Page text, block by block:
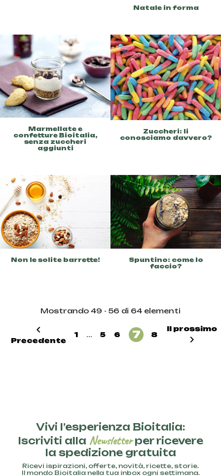
Natale in forma
Marmellate e
confetture Bioitalia,
senza zuccheri
aggiunti
Zuccheri: li
conosciamo davvero?
Non le solite barrette!
Spuntino: come lo
faccio?
Mostrando 49 - 56 di 64 elementi

Precedente
1 ... 5 6 7 8
Il prossimo

Vivi l’esperienza Bioitalia:
Iscriviti alla Newsletterper ricevere
la spedizione gratuita
Ricevi ispirazioni, offerte, novità, ricette, storie.
Il mondo Bioitalia nella tua inbox ogni settimana.